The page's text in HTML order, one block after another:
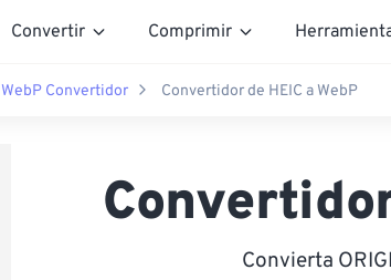
Convertir Comprimir
WebP Convertidor Convertidor de HEIC a WebP
Convierta